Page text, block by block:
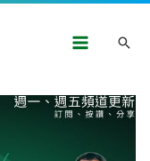
Menu搜